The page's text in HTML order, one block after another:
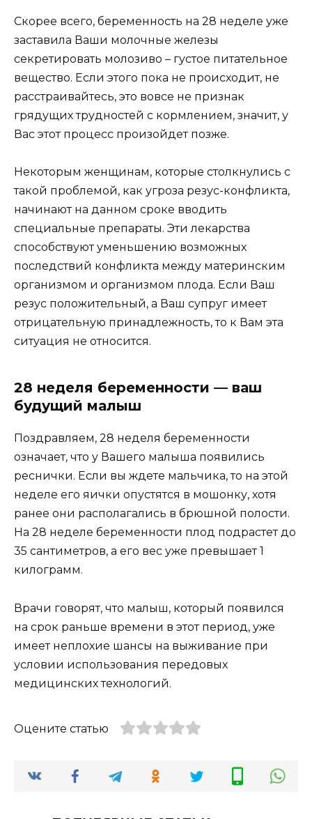
Скорее всего, беременность на 28 неделе уже
заставила Ваши молочные железы
секретировать молозиво – густое питательное
вещество. Если этого пока не происходит, не
расстраивайтесь, это вовсе не признак
грядущих трудностей с кормлением, значит, у
Вас этот процесс произойдет позже.
Некоторым женщинам, которые столкнулись с
такой проблемой, как угроза резус-конфликта,
начинают на данном сроке вводить
специальные препараты. Эти лекарства
способствуют уменьшению возможных
последствий конфликта между материнским
организмом и организмом плода. Если Ваш
резус положительный, а Ваш супруг имеет
отрицательную принадлежность, то к Вам эта
ситуация не относится.
28 неделя беременности — ваш
будущий малыш
Поздравляем, 28 неделя беременности
означает, что у Вашего малыша появились
реснички. Если вы ждете мальчика, то на этой
неделе его яички опустятся в мошонку, хотя
ранее они располагались в брюшной полости.
На 28 неделе беременности плод подрастет до
35 сантиметров, а его вес уже превышает 1
килограмм.
Врачи говорят, что малыш, который появился
на срок раньше времени в этот период, уже
имеет неплохие шансы на выживание при
условии использования передовых
медицинских технологий.
Оцените статью